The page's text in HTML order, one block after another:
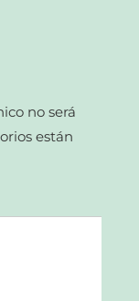
no será
están